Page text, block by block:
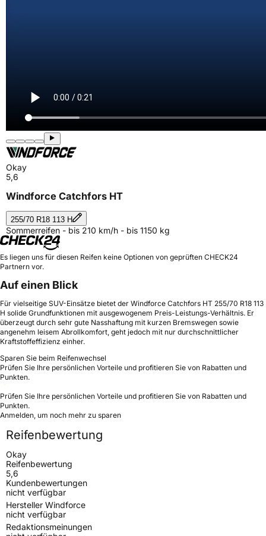
Okay
5,6
Windforce Catchfors HT
255/70 R18 113 H
Sommerreifen - bis 210 km/h - bis 1150 kg
Es liegen uns für diesen Reifen keine Optionen von geprüften CHECK24
Partnern vor.
Auf einen Blick
Für vielseitige SUV-Einsätze bietet der Windforce Catchfors HT 255/70 R18 113
H solide Grundfunktionen mit ausgewogenem Preis-Leistungs-Verhältnis. Er
überzeugt durch sehr gute Nasshaftung mit kurzen Bremswegen sowie
angenehm leisem Abrollkomfort, geht jedoch mit nur durchschnittlicher
Kraftstoffeffizienz einher.
Sparen Sie beim Reifenwechsel
Prüfen Sie Ihre persönlichen Vorteile und profitieren Sie von Rabatten und
Punkten.
Prüfen Sie Ihre persönlichen Vorteile und profitieren Sie von Rabatten und
Punkten.
Anmelden, um noch mehr zu sparen
Reifenbewertung
Okay
Reifenbewertung
5,6
Kundenbewertungen
nicht verfügbar
Hersteller Windforce
nicht verfügbar
Redaktionsmeinungen